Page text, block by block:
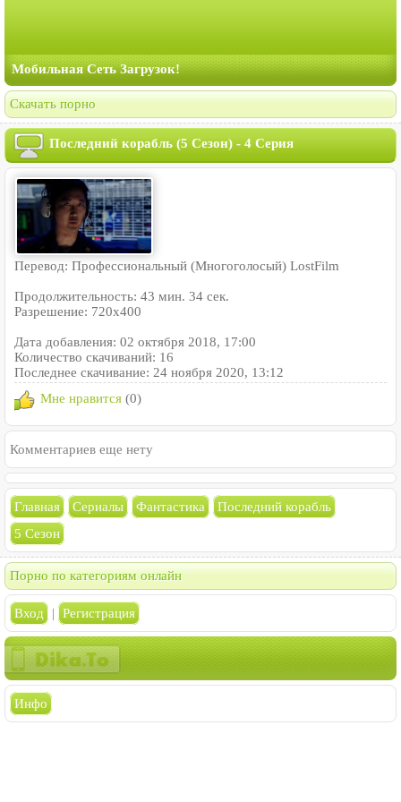
Мобильная Сеть Загрузок!
Скачать порно
Последний корабль (5 Сезон) - 4 Серия
Перевод: Профессиональный (Многоголосый) LostFilm
Продолжительность: 43 мин. 34 сек.
Разрешение: 720x400
Дата добавления: 02 октября 2018, 17:00
Количество скачиваний: 16
Последнее скачивание: 24 ноября 2020, 13:12
Мне нравится (0)
Комментариев еще нету
Главная Сериалы Фантастика
Последний корабль
5 Сезон
Порно по категориям онлайн
Вход | Регистрация
Инфо